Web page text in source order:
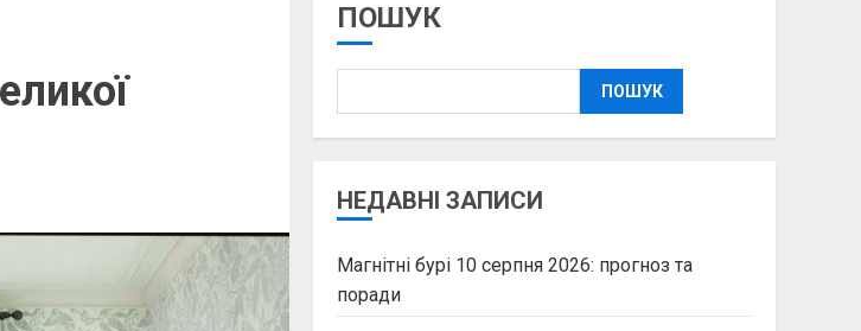
ПОШУК
ПОШУК
НЕДАВНІ ЗАПИСИ
Магнітні бурі 10 серпня 2026: прогноз та
поради